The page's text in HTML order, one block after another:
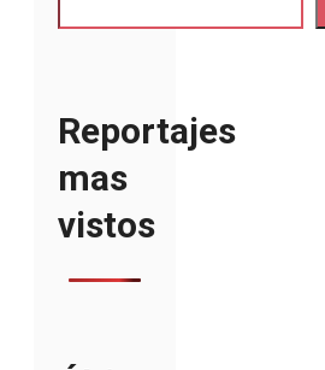
Reportajes
mas
vistos